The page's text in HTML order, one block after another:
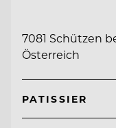
7081 Schützen
Österreich
PATISSIER